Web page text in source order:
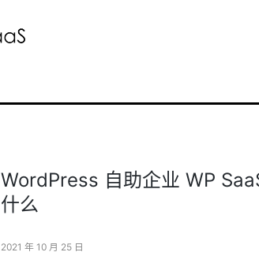
WordPress 自助企业 WP
什么
2021 年 10 月 25 日